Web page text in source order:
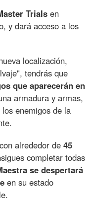
Trials en
y dará acceso a los
localización,
tendrás que
que aparecerán en
armadura y armas,
enemigos de la
alrededor de45
completar todas
se despertará
en su estado